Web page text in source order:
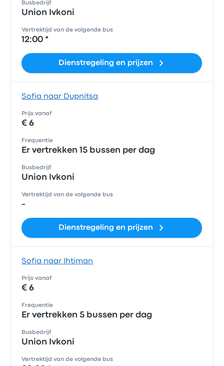
Busbedrijf
Union Ivkoni
Vertrektijd van de volgende bus
12:00 *
Dienstregeling en prijzen
Sofia naar Dupnitsa
Prijs vanaf
€ 6
Frequentie
Er vertrekken 15 bussen per dag
Busbedrijf
Union Ivkoni
Vertrektijd van de volgende bus
-
Dienstregeling en prijzen
Sofia naar Ihtiman
Prijs vanaf
€ 6
Frequentie
Er vertrekken 5 bussen per dag
Busbedrijf
Union Ivkoni
Vertrektijd van de volgende bus